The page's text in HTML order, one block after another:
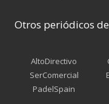
Otros periódicos
AltoDirectivo
SerComercial
PadelSpain